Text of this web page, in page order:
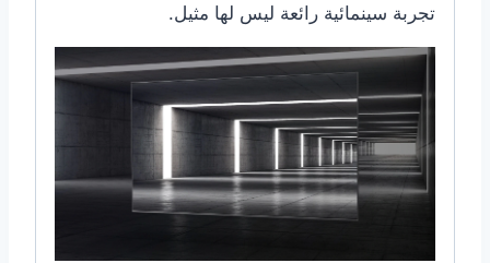
تجربة سينمائية رائعة ليس لها مثيل.